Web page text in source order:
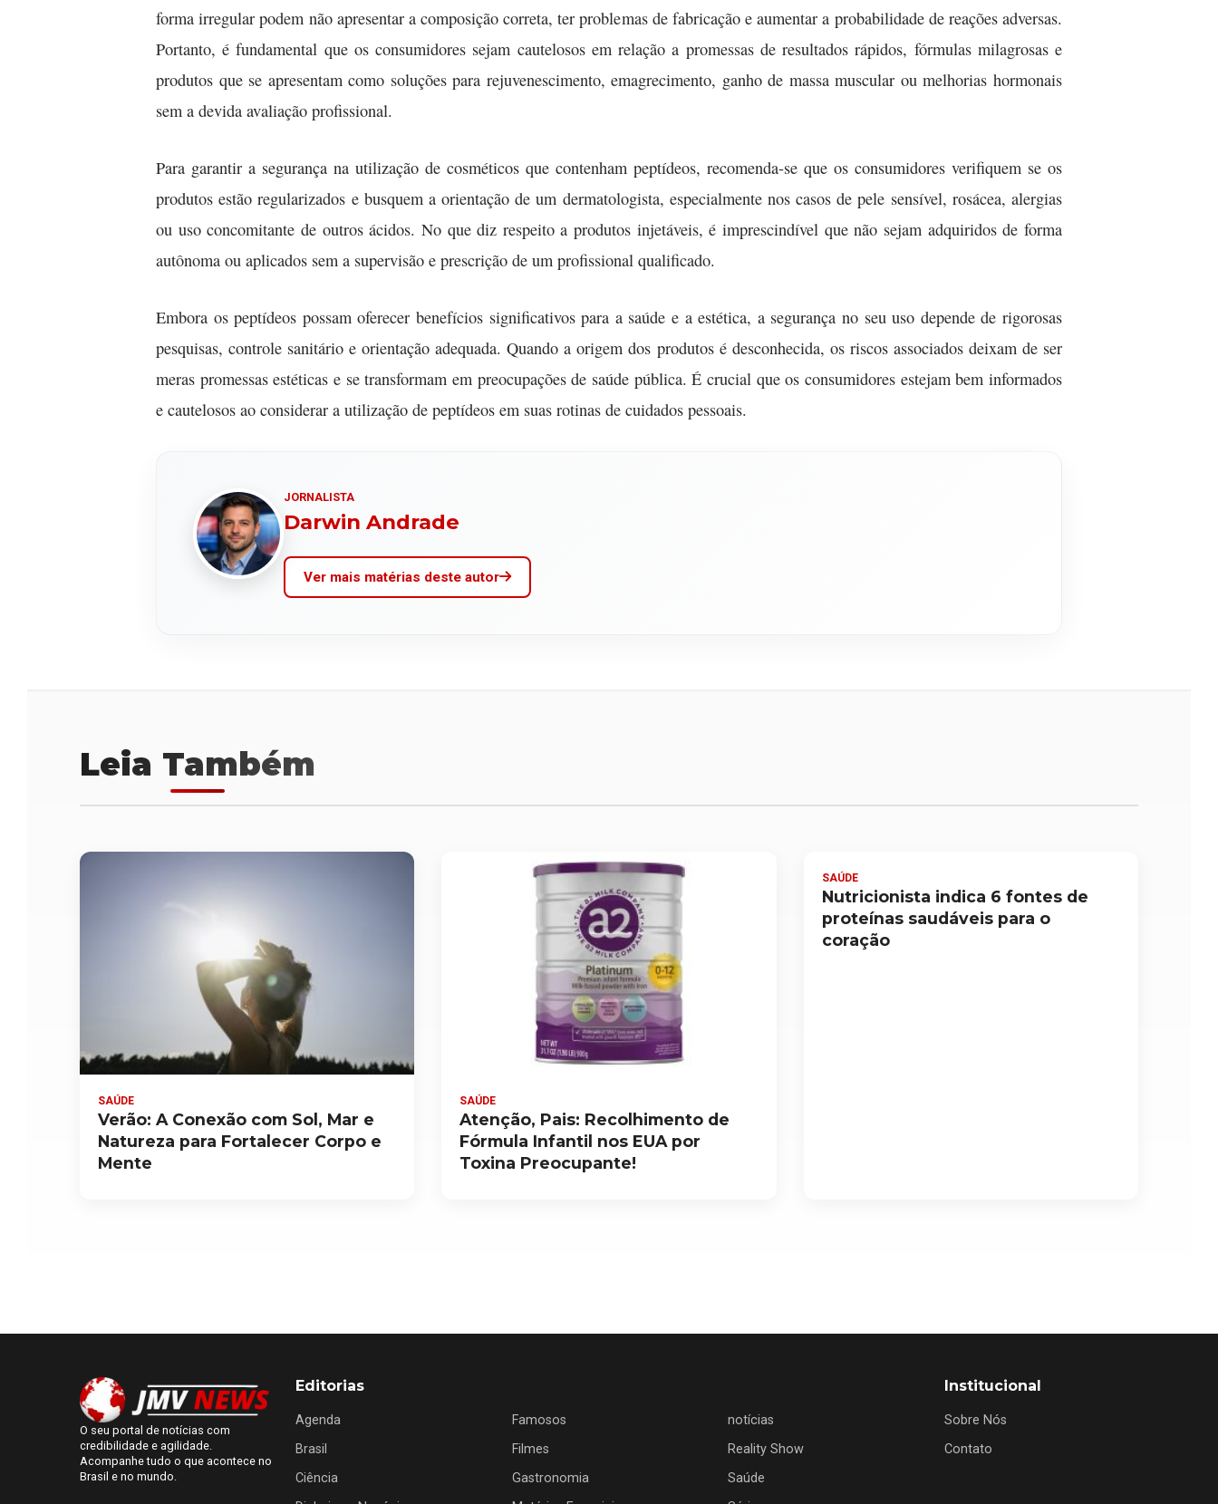
forma irregular podem não apresentar a composição correta, ter problemas de fabricação e aumentar a probabilidade de reações adversas.
Portanto, é fundamental que os consumidores sejam cautelosos em relação a promessas de resultados rápidos, fórmulas milagrosas e
produtos que se apresentam como soluções para rejuvenescimento, emagrecimento, ganho de massa muscular ou melhorias hormonais
sem a devida avaliação profissional.
Para garantir a segurança na utilização de cosméticos que contenham peptídeos, recomenda-se que os consumidores verifiquem se os
produtos estão regularizados e busquem a orientação de um dermatologista, especialmente nos casos de pele sensível, rosácea, alergias
ou uso concomitante de outros ácidos. No que diz respeito a produtos injetáveis, é imprescindível que não sejam adquiridos de forma
autônoma ou aplicados sem a supervisão e prescrição de um profissional qualificado.
Embora os peptídeos possam oferecer benefícios significativos para a saúde e a estética, a segurança no seu uso depende de rigorosas
pesquisas, controle sanitário e orientação adequada. Quando a origem dos produtos é desconhecida, os riscos associados deixam de ser
meras promessas estéticas e se transformam em preocupações de saúde pública. É crucial que os consumidores estejam bem informados
e cautelosos ao considerar a utilização de peptídeos em suas rotinas de cuidados pessoais.
JORNALISTA
Darwin Andrade
Ver mais matérias deste autor
Leia Também
SAÚDE
Verão: A Conexão com Sol, Mar e
Natureza para Fortalecer Corpo e
Mente
SAÚDE
Atenção, Pais: Recolhimento de
Fórmula Infantil nos EUA por
Toxina Preocupante!
SAÚDE
Nutricionista indica 6 fontes de
proteínas saudáveis para o
coração
O seu portal de notícias com
credibilidade e agilidade.
Acompanhe tudo o que acontece no
Brasil e no mundo.
Editorias
Agenda
Brasil
Ciência
Famosos
Filmes
Gastronomia
notícias
Reality Show
Saúde
Institucional
Sobre Nós
Contato